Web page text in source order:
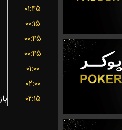
۰۱:۴۵
۰۰:۱۵
۰۰:۴۵
۰۰:۴۵
۰۱:۰۰
۰۲:۰۰
۰۲:۱۵